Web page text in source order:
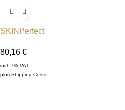
SKINPerfect
80,16 €
incl. 7% VAT
plus Shipping Costs